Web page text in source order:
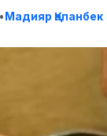
•Мадияр Қапанбек